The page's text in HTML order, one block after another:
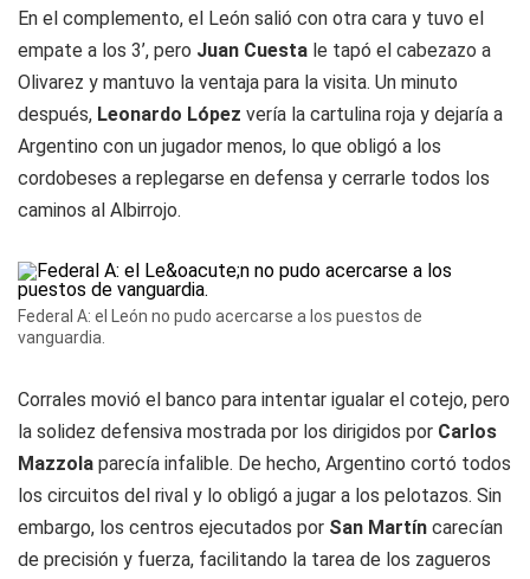
En el complemento, el León salió con otra cara y tuvo el
empate a los 3’, pero Juan Cuesta le tapó el cabezazo a
Olivarez y mantuvo la ventaja para la visita. Un minuto
después, Leonardo López vería la cartulina roja y dejaría a
Argentino con un jugador menos, lo que obligó a los
cordobeses a replegarse en defensa y cerrarle todos los
caminos al Albirrojo.
Federal A: el León no pudo acercarse a los puestos de
vanguardia.
Corrales movió el banco para intentar igualar el cotejo, pero
la solidez defensiva mostrada por los dirigidos por Carlos
Mazzola parecía infalible. De hecho, Argentino cortó todos
los circuitos del rival y lo obligó a jugar a los pelotazos. Sin
embargo, los centros ejecutados por San Martín carecían
de precisión y fuerza, facilitando la tarea de los zagueros